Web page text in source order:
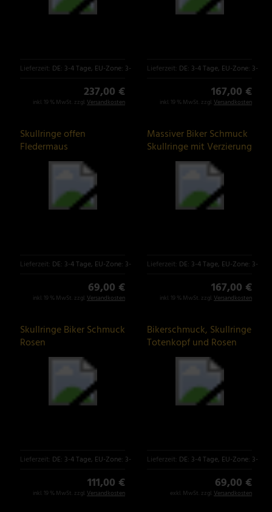
Lieferzeit: DE: 3-4 Tage, EU-Zone: 3-6 Tage
237,00 €
inkl. 19 % MwSt. zzgl. Versandkosten
Lieferzeit: DE: 3-4 Tage, EU-Zone: 3-6
167,00 €
inkl. 19 % MwSt. zzgl. Versandkosten
Skullringe offen
Fledermaus
Bikerschmuck
Lieferzeit: DE: 3-4 Tage, EU-Zone: 3-6 Tage
69,00 €
inkl. 19 % MwSt. zzgl. Versandkosten
Massiver Biker Schmuck
Skullringe mit Verzierung
Lieferzeit: DE: 3-4 Tage, EU-Zone: 3-6
167,00 €
inkl. 19 % MwSt. zzgl. Versandkosten
Skullringe Biker Schmuck
Rosen
Lieferzeit: DE: 3-4 Tage, EU-Zone: 3-6 Tage
111,00 €
inkl. 19 % MwSt. zzgl. Versandkosten
Bikerschmuck, Skullringe
Totenkopf und Rosen
Lieferzeit: DE: 3-4 Tage, EU-Zone: 3-6
69,00 €
exkl. MwSt. zzgl. Versandkosten